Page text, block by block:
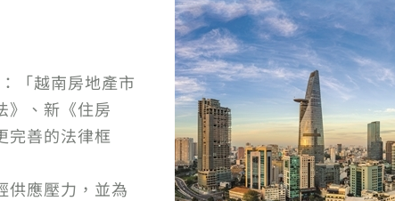
「越南房地產市
》、新《住房
完善的法律框
供應壓力，並為